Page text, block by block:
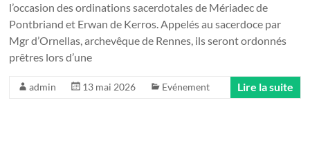
l’occasion des ordinations sacerdotales de Mériadec de
Pontbriand et Erwan de Kerros. Appelés au sacerdoce par
Mgr d’Ornellas, archevêque de Rennes, ils seront ordonnés
prêtres lors d’une
admin 13 mai 2026 Evénement Lire la suite